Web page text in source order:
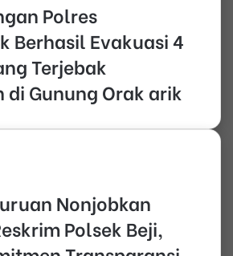
Polres
Berhasil Evakuasi 4
Terjebak
di Gunung Orak arik
Nonjobkan
Polsek Beji,